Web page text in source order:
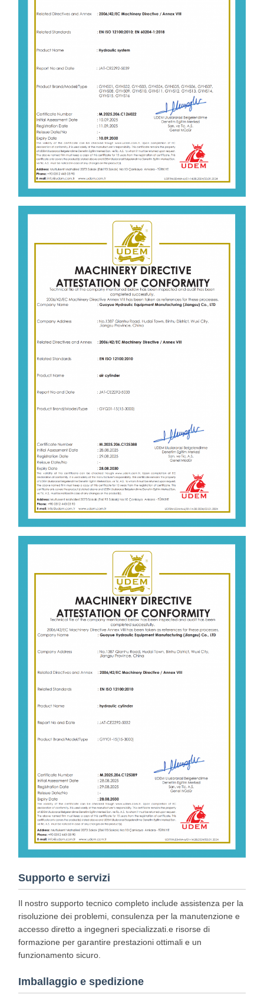
Supporto e servizi
Il nostro supporto tecnico completo include assistenza per la
risoluzione dei problemi, consulenza per la manutenzione e
accesso diretto a ingegneri specializzati.e risorse di
formazione per garantire prestazioni ottimali e un
funzionamento sicuro.
Imballaggio e spedizione